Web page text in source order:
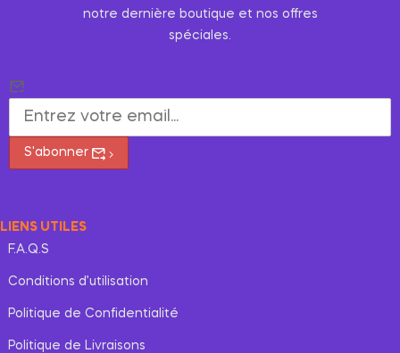
notre dernière boutique et nos offres
spéciales.
S'abonner
LIENS UTILES
F.A.Q.S
Conditions d’utilisation
Politique de Confidentialité
Politique de Livraisons